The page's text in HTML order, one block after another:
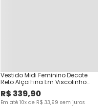
Vestido Midi Feminino Decote
Reto Alça Fina Em Viscolinho
Texturizado
R$339,90
Em até 10x de R$ 33,99 sem juros